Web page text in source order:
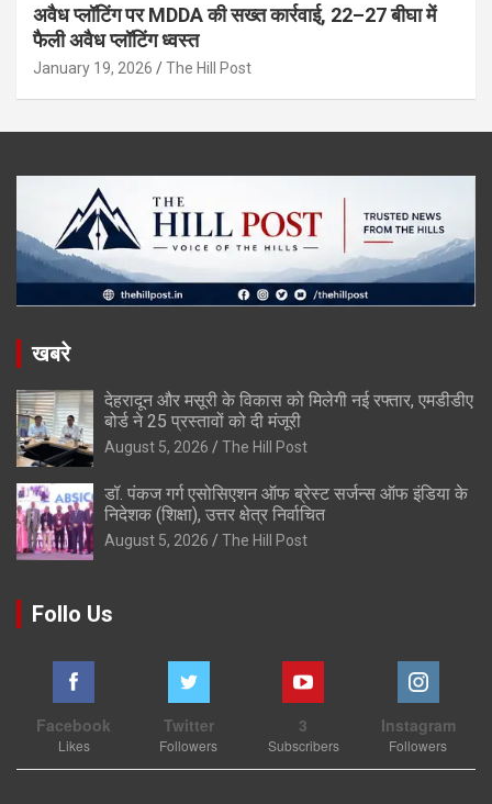
अवैध प्लॉटिंग पर MDDA की सख्त कार्रवाई, 22–27 बीघा में
फैली अवैध प्लॉटिंग ध्वस्त
January 19, 2026 The Hill Post
खबरे
देहरादून और मसूरी के विकास को मिलेगी नई रफ्तार, एमडीडीए
बोर्ड ने 25 प्रस्तावों को दी मंजूरी
August 5, 2026 The Hill Post
डॉ. पंकज गर्ग एसोसिएशन ऑफ ब्रेस्ट सर्जन्स ऑफ इंडिया के
निदेशक (शिक्षा), उत्तर क्षेत्र निर्वाचित
August 5, 2026 The Hill Post
Follo Us
Facebook
Likes
Twitter
Followers
3
Subscribers
Instagram
Followers